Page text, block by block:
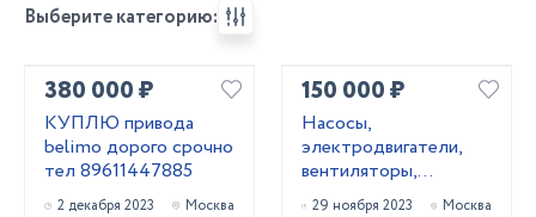
Выберите категорию:
380 000 ₽
КУПЛЮ привода
belimo дорого срочно
тел 89611447885
2 декабря 2023 Москва
150 000 ₽
Насосы,
электродвигатели,
вентиляторы,
редукторы
29 ноября 2023 Москва